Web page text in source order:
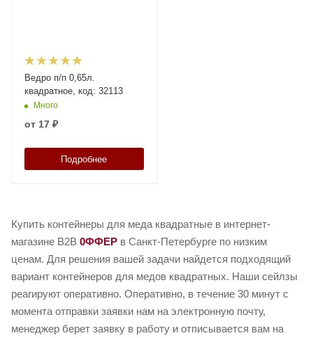
Ведро п/п 0,65л.
квадратное, код: 32113
Много
от 17 ₽
Подробнее
Купить контейнеры для меда квадратные в интернет-
магазине B2B 0ФФЕР в Санкт-Петербурге по низким
ценам. Для решения вашей задачи найдется подходящий
вариант контейнеров для медов квадратных. Наши сейлзы
реагируют оперативно. Оперативно, в течение 30 минут с
момента отправки заявки нам на электронную почту,
менеджер берет заявку в работу и отписывается вам на